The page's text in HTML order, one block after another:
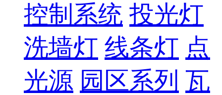
控制系统 投光灯
洗墙灯 线条灯 点
光源 园区系列 瓦